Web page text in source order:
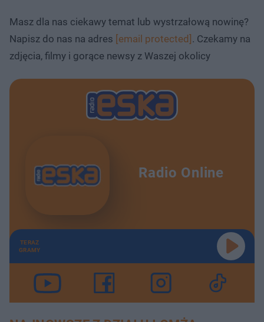
Masz dla nas ciekawy temat lub wystrzałową nowinę?
Napisz do nas na adres [email protected] . Czekamy na
zdjęcia, filmy i gorące newsy z Waszej okolicy
Radio Online
TERAZ
GRAMY